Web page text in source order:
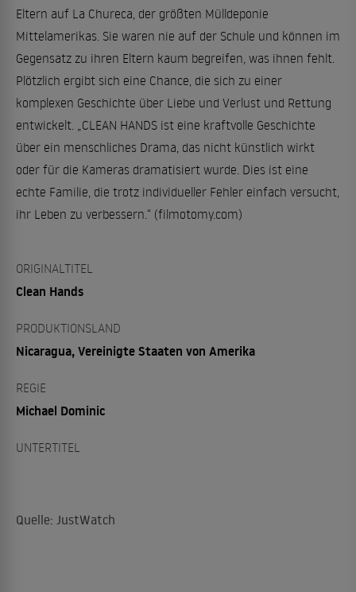
Eltern auf La Chureca, der größten Mülldeponie
Mittelamerikas. Sie waren nie auf der Schule und können im
Gegensatz zu ihren Eltern kaum begreifen, was ihnen fehlt.
Plötzlich ergibt sich eine Chance, die sich zu einer
komplexen Geschichte über Liebe und Verlust und Rettung
entwickelt. „CLEAN HANDS ist eine kraftvolle Geschichte
über ein menschliches Drama, das nicht künstlich wirkt
oder für die Kameras dramatisiert wurde. Dies ist eine
echte Familie, die trotz individueller Fehler einfach versucht,
ihr Leben zu verbessern.“ (filmotomy.com)
ORIGINALTITEL
Clean Hands
PRODUKTIONSLAND
Nicaragua, Vereinigte Staaten von Amerika
REGIE
Michael Dominic
UNTERTITEL
Quelle: JustWatch